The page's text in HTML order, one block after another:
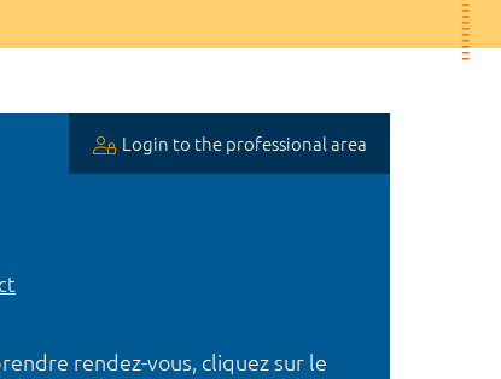
Login to the professional area
rendez-vous, cliquez sur le